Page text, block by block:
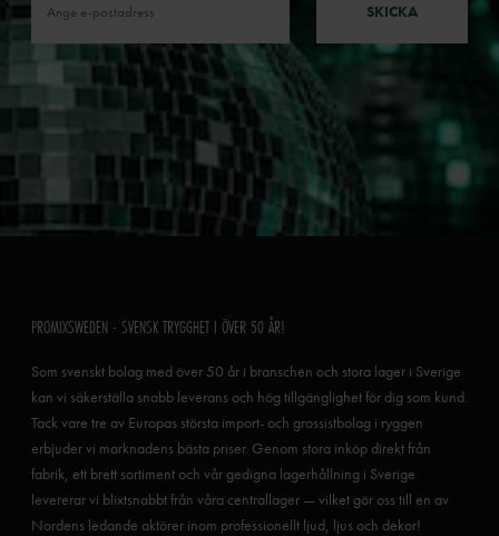
SKICKA
PROMIXSWEDEN - SVENSK TRYGGHET I ÖVER 50 ÅR!
Som svenskt bolag med över 50 år i branschen och stora lager i Sverige
kan vi säkerställa snabb leverans och hög tillgänglighet för dig som kund.
Tack vare tre av Europas största import- och grossistbolag i ryggen
erbjuder vi marknadens bästa priser. Genom stora inköp direkt från
fabrik, ett brett sortiment och vår gedigna lagerhållning i Sverige
levererar vi blixtsnabbt från våra centrallager — vilket gör oss till en av
Nordens ledande aktörer inom professionellt ljud, ljus och dekor!